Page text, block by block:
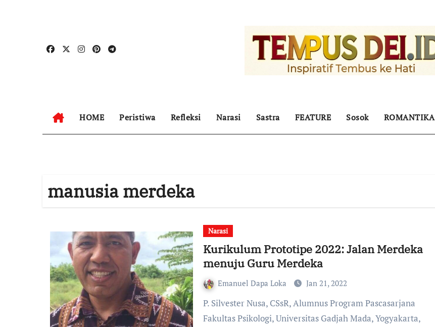
HOME Peristiwa Refleksi Narasi Sastra FEATURE Sosok ROMANTIKA
manusia merdeka
Narasi
Kurikulum Prototipe 2022: Jalan Merdeka
menuju Guru Merdeka
Emanuel Dapa Loka Jan 21, 2022
P. Silvester Nusa, CSsR, Alumnus Program Pascasarjana
Fakultas Psikologi, Universitas Gadjah Mada, Yogyakarta,